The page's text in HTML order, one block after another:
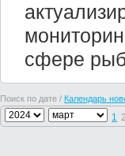
сфере
Поиск по дате / Календарь
1 2